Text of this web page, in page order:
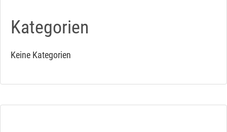
Kategorien
Keine Kategorien